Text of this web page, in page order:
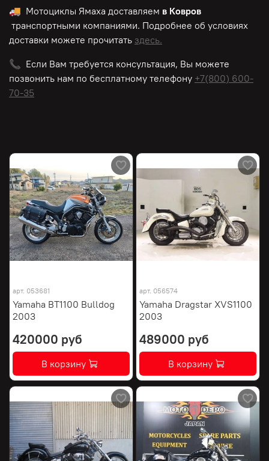
🚚 Мотоциклы Ямаха доставляем в Ковров
транспортными компаниями. Подробнее об условиях
доставки можете прочитать здесь.
📞 Если Вам требуется консультация, Вы можете
позвонить нам по бесплатному телефону +7(800) 600-
70-35
арт. 053681
Yamaha BT1100 Bulldog
2003
420000 руб
В корзину
арт. 056574
Yamaha Dragstar XVS1100
2003
489000 руб
В корзину